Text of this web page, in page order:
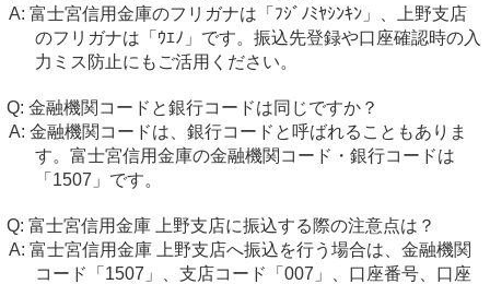
富士宮信用金庫のフリガナは「ﾌｼﾞﾉﾐﾔｼﾝｷﾝ」、上野支店
のフリガナは「ｳｴﾉ」です。振込先登録や口座確認時の入
力ミス防止にもご活用ください。
金融機関コードと銀行コードは同じですか？
金融機関コードは、銀行コードと呼ばれることもありま
す。富士宮信用金庫の金融機関コード・銀行コードは
「1507」です。
富士宮信用金庫 上野支店に振込する際の注意点は？
富士宮信用金庫 上野支店へ振込を行う場合は、金融機関
コード「1507」、支店コード「007」、口座番号、口座